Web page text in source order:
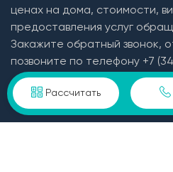
Рассчитать
ценах на дома, стоимости,
предоставления услуг
Закажите обратный звонок,
позвоните по телефону +7
Пользовательское
конфиденциальности в